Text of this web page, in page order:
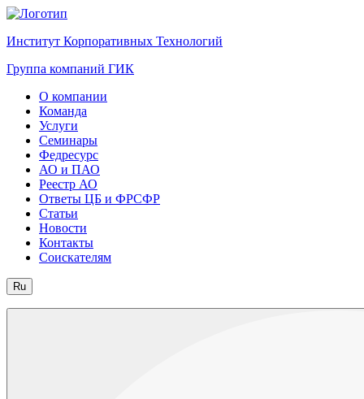
Институт Корпоративных Технологий
Группа компаний ГИК
О компании
Команда
Услуги
Семинары
Федресурс
АО и ПАО
Реестр АО
Ответы ЦБ и ФРСФР
Статьи
Новости
Контакты
Соискателям
Ru